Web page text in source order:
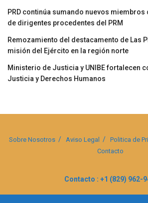
PRD continúa sumando nuevos
de dirigentes procedentes del PRM
Remozamiento del destacamento de Las
misión del Ejército en la región norte
Ministerio de Justicia y UNIBE fortalecen
Justicia y Derechos Humanos
Sobre Nosotros Aviso Legal Politica de
Contacto
Contacto : +1 (829) 962-